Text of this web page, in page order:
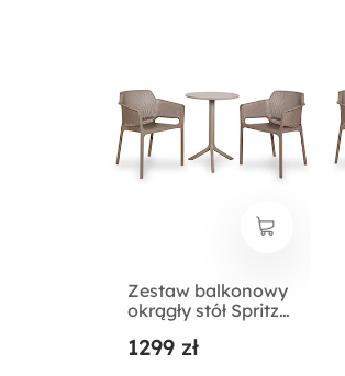
Zestaw balkonowy
okrągły stół Spritz
Net Nardi z
1299 zł